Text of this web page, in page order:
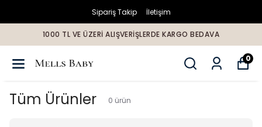
Sipariş Takip İletişim
1000 TL VE ÜZERİ ALIŞVERİŞLERDE KARGO BEDAVA
0
Tüm Ürünler 0 ürün